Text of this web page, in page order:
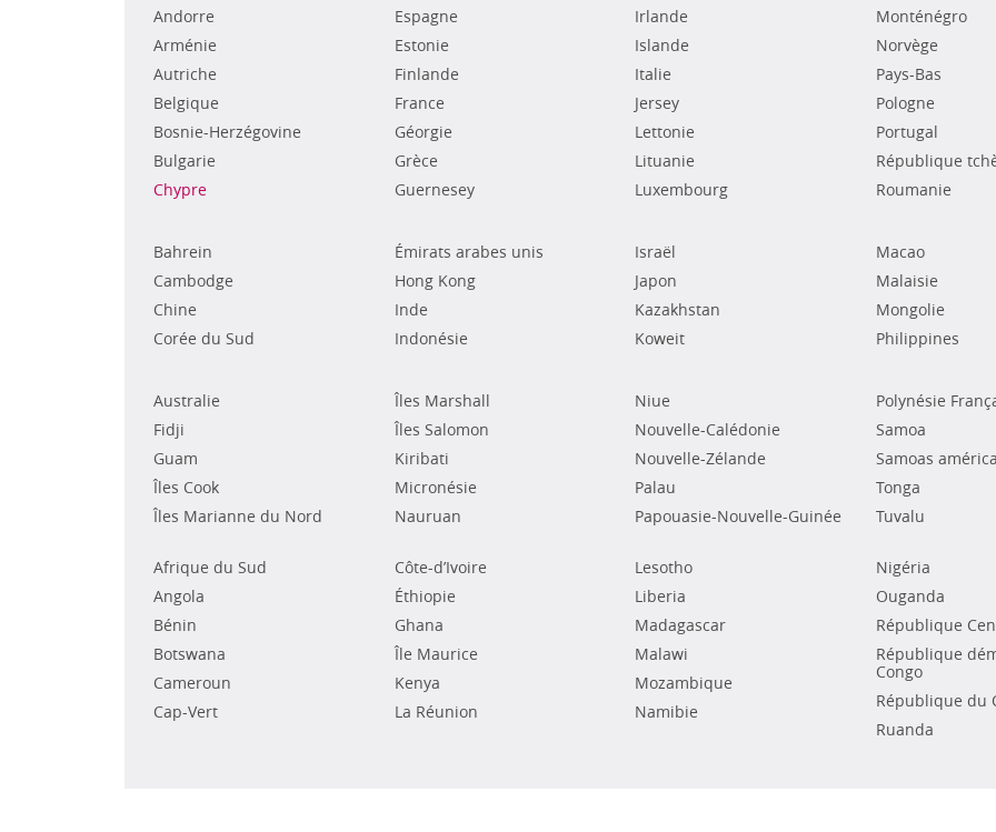
Andorre
Arménie
Autriche
Belgique
Bosnie-Herzégovine
Bulgarie
Chypre
Espagne
Estonie
Finlande
France
Géorgie
Grèce
Guernesey
Irlande
Islande
Italie
Jersey
Lettonie
Lituanie
Luxembourg
Monténégro
Norvège
Pays-Bas
Pologne
Portugal
République
Roumanie
Bahrein
Cambodge
Chine
Corée du Sud
Émirats arabes unis
Hong Kong
Inde
Indonésie
Israël
Japon
Kazakhstan
Koweit
Macao
Malaisie
Mongolie
Philippines
Australie
Fidji
Guam
Îles Cook
Îles Marianne du Nord
Îles Marshall
Îles Salomon
Kiribati
Micronésie
Nauruan
Niue
Nouvelle-Calédonie
Nouvelle-Zélande
Palau
Papouasie-Nouvelle-Guinée
Polynésie
Samoa
Samoas
Tonga
Tuvalu
Afrique du Sud
Angola
Bénin
Botswana
Cameroun
Cap-Vert
Côte-d’Ivoire
Éthiopie
Ghana
Île Maurice
Kenya
La Réunion
Lesotho
Liberia
Madagascar
Malawi
Mozambique
Namibie
Nigéria
Ouganda
République
République
Congo
République du
Ruanda